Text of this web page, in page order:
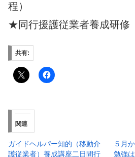
程）
★同行援護従業者養成研修
共有:
関連
ガイドヘルパー知的（移動介
護従業者）養成講座二日間行
５月
勉強